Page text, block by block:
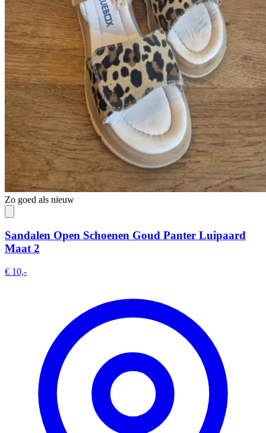
Zo goed als nieuw
Sandalen Open Schoenen Goud Panter Luipaard
Maat 2
€ 10,-